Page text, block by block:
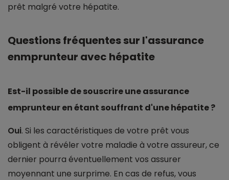
prêt malgré votre hépatite.
Questions fréquentes sur l'assurance
enmprunteur avec hépatite
Est-il possible de souscrire une assurance
emprunteur en étant souffrant d'une hépatite ?
Oui. Si les caractéristiques de votre prêt vous
obligent à révéler votre maladie à votre assureur, ce
dernier pourra éventuellement vos assurer
moyennant une surprime. En cas de refus, vous